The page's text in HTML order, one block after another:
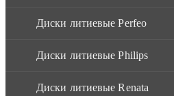
Диски литиевые Perfeo
Диски литиевые Philips
Диски литиевые Renata